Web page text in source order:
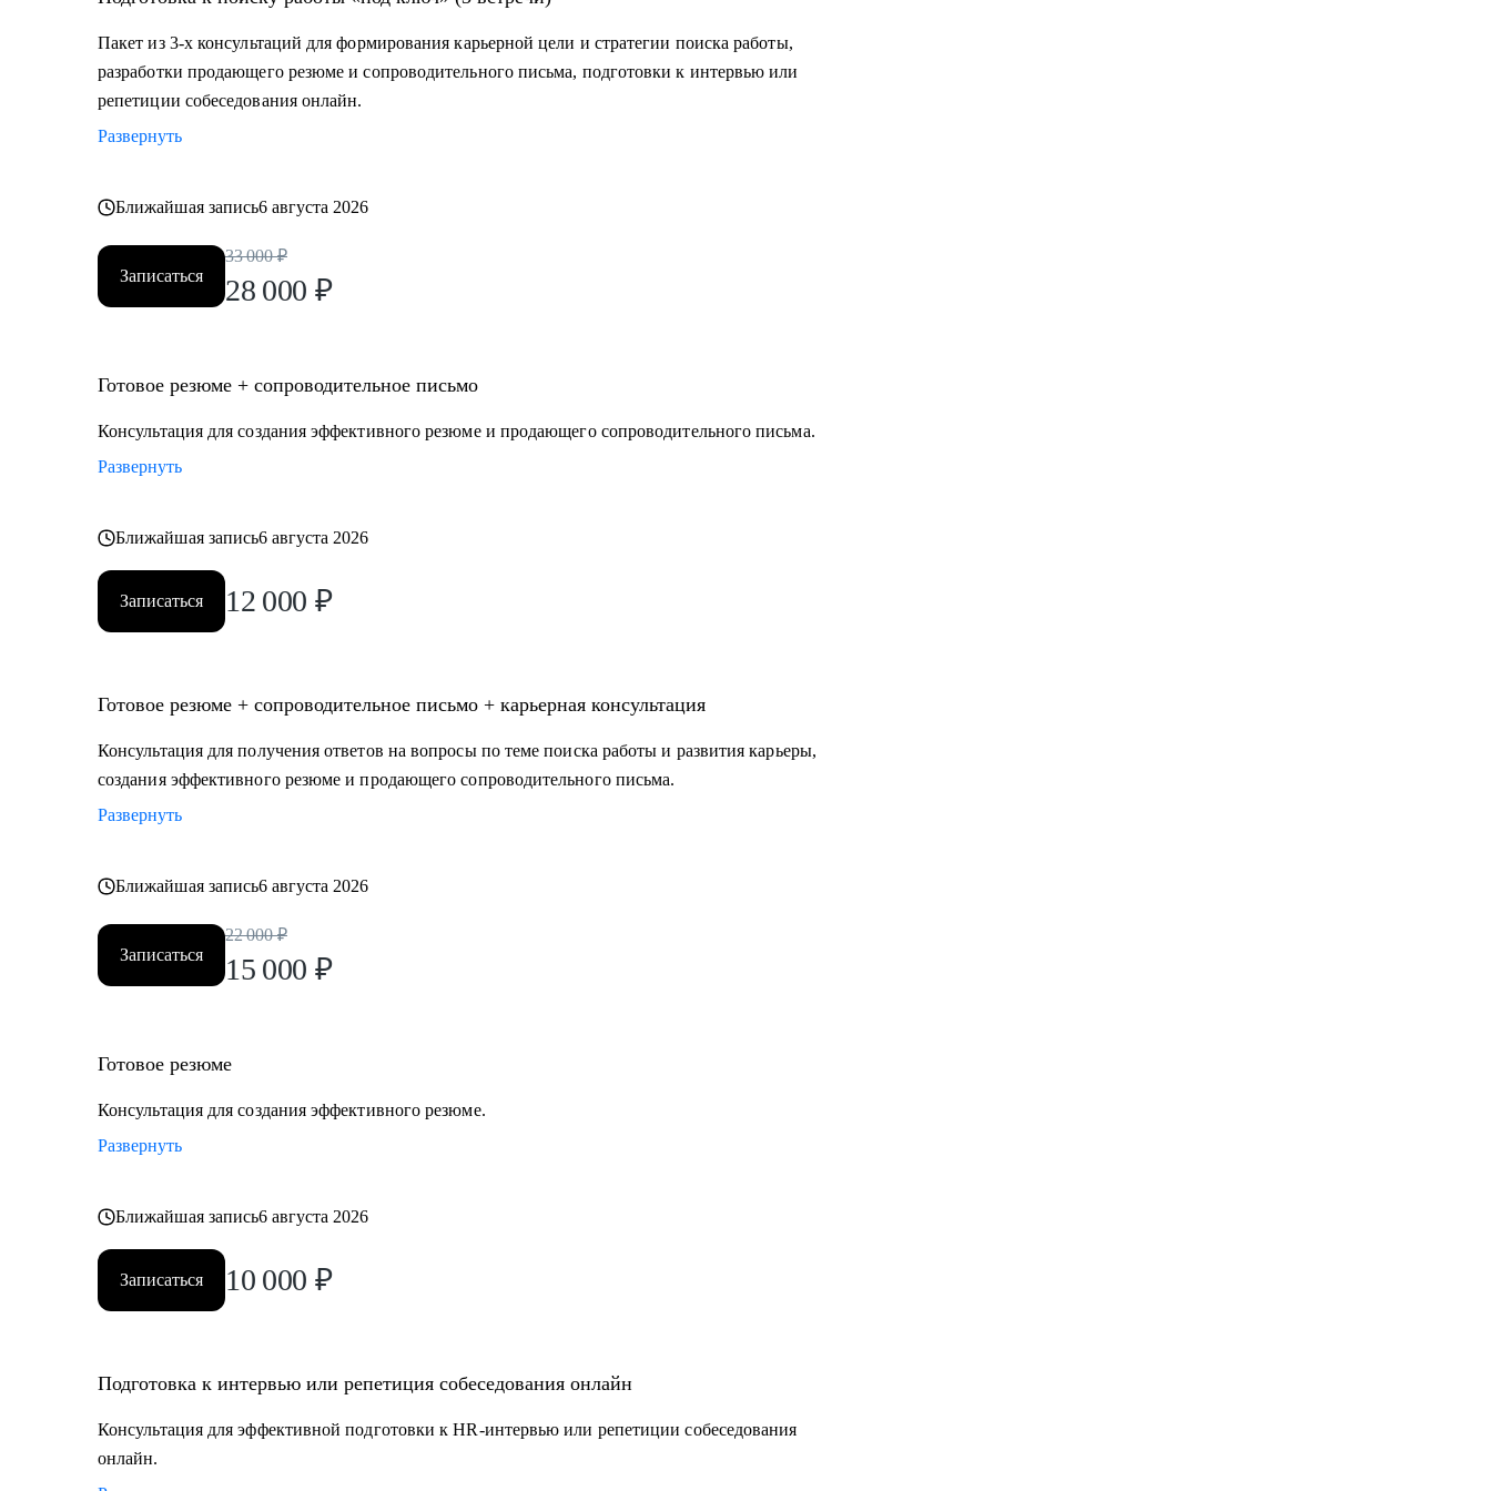
декрета, возраст 45+ и др.)
Кому могу помочь:
Топ-менеджерам, руководителям и экспертам из отраслей:
• закупки, cнабжение, логистика, ВЭД;
• административное управление;
Пакет из 3-х консультаций для формирования карьерной цели и стратегии поиска работы,
разработки продающего резюме и сопроводительного письма, подготовки к интервью или
репетиции собеседования онлайн.
Развернуть
Ближайшая запись6 августа 2026
Записаться
33 000 ₽
28 000 ₽
Готовое резюме + сопроводительное письмо
Консультация для создания эффективного резюме и продающего сопроводительного письма.
Развернуть
Ближайшая запись6 августа 2026
Записаться 12 000 ₽
Готовое резюме + сопроводительное письмо + карьерная консультация
Консультация для получения ответов на вопросы по теме поиска работы и развития карьеры,
создания эффективного резюме и продающего сопроводительного письма.
Развернуть
Ближайшая запись6 августа 2026
Записаться
22 000 ₽
15 000 ₽
Готовое резюме
Консультация для создания эффективного резюме.
Развернуть
Ближайшая запись6 августа 2026
Записаться 10 000 ₽
Подготовка к интервью или репетиция собеседования онлайн
Консультация для эффективной подготовки к HR-интервью или репетиции собеседования
онлайн.